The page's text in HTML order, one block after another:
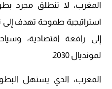
المغرب، لا تنطلق مجرد
استراتيجية طموحة تهدف
إلى رافعة اقتصادية،
لمونديال 2030.
المغرب، الذي يستهل